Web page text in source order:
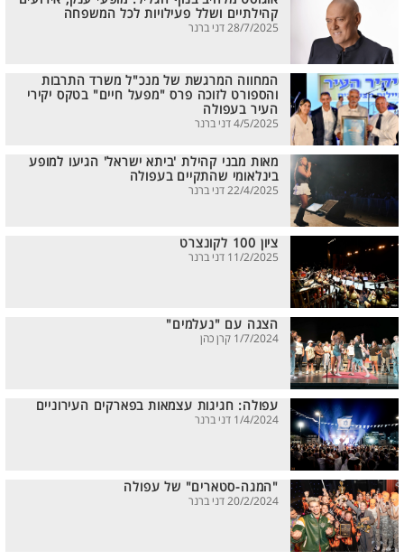
קהילתיים ושלל פעילויות לכל המשפחה
28/7/2025 דני ברנר
המחווה המרגשת של מנכ"ל משרד התרבות
והספורט לזוכה פרס "מפעל חיים" בטקס יקירי
העיר בעפולה
4/5/2025 דני ברנר
מאות מבני קהילת 'ביתא ישראל' הגיעו למופע
בינלאומי שהתקיים בעפולה
22/4/2025 דני ברנר
ציון 100 לקונצרט
11/2/2025 דני ברנר
הצגה עם "נעלמים"
1/7/2024 קרן כהן
עפולה: חגיגות עצמאות בפארקים העירוניים
1/4/2024 דני ברנר
"המגה-סטארים" של עפולה
20/2/2024 דני ברנר